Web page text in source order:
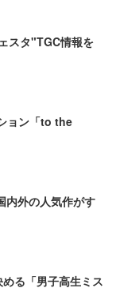
スタ"TGC情報を
ョン「to the
内外の人気作がす
る「男子高生ミス